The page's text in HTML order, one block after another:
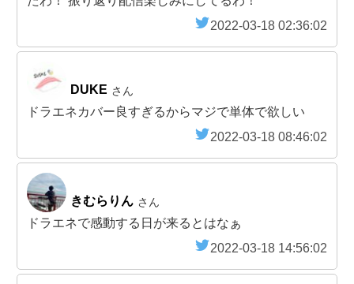
2022-03-18 02:36:02
DUKE さん
ドラエネカバー良すぎるからマジで単体で欲しい
2022-03-18 08:46:02
きむらりん さん
ドラエネで感動する日が来るとはなぁ
2022-03-18 14:56:02